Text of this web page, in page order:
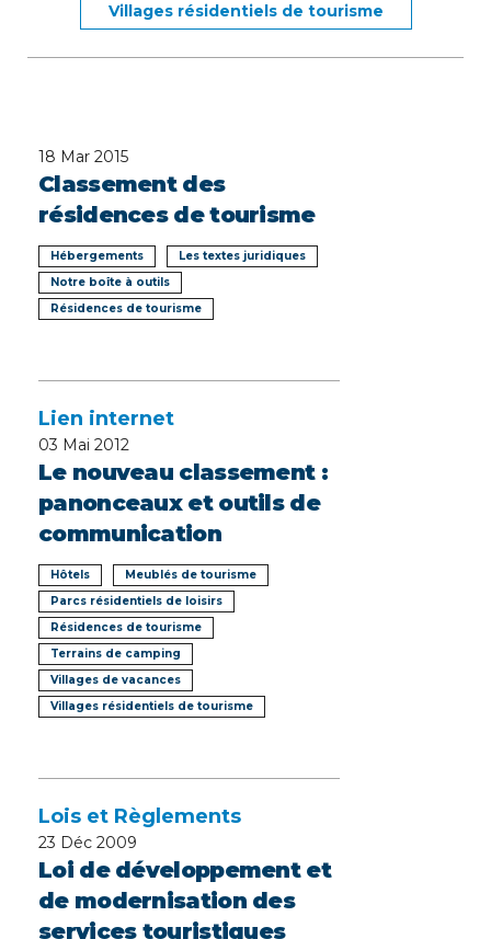
Villages résidentiels de tourisme
18 Mar 2015
Classement des
résidences de tourisme
Hébergements
Les textes juridiques
Notre boîte à outils
Résidences de tourisme
Lien internet
03 Mai 2012
Le nouveau classement :
panonceaux et outils de
communication
Hôtels
Meublés de tourisme
Parcs résidentiels de loisirs
Résidences de tourisme
Terrains de camping
Villages de vacances
Villages résidentiels de tourisme
Lois et Règlements
23 Déc 2009
Loi de développement et
de modernisation des
services touristiques